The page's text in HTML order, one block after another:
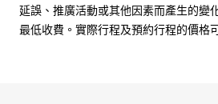
延誤、推廣活動或其他因素而產生的變
最低收費。實際行程及預約行程的價格